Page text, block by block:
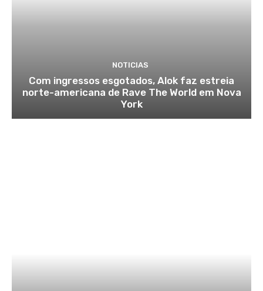
NOTICIAS
Com ingressos esgotados, Alok faz estreia
norte-americana de Rave The World em Nova
York